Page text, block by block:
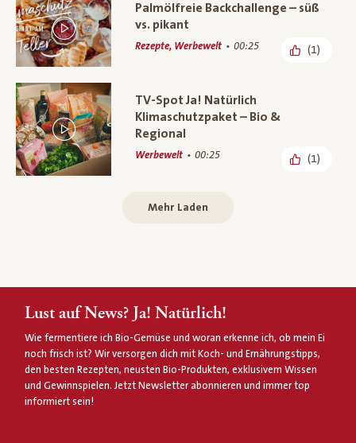
Palmölfreie Backchallenge – süß
vs. pikant
Rezepte, Werbewelt 00:25 (1)
TV-Spot Ja! Natürlich
Klimaschutzpaket – Bio &
Regional
Werbewelt 00:25 (1)
Mehr Laden
Lust auf News? Ja! Natürlich!
Wie fermentiere ich Bio-Gemüse und woran erkenne ich, ob mein Ei
noch frisch ist? Wir versorgen dich mit Koch- und Ernährungstipps,
den besten Rezepten, neusten Bio-Produkten, exklusivem Wissen
und Gewinnspielen. Jetzt Newsletter abonnieren und immer top
informiert sein!